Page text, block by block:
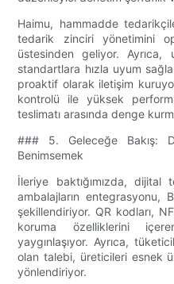
Haimu, hammadde
tedarik zinciri yönetimini
üstesinden geliyor.
standartlara hızla uyum
proaktif olarak iletişim
kontrolü ile yüksek
teslimatı arasında denge
### 5. Geleceğe Bakış:
Benimsemek
İleriye baktığımızda, dijital
ambalajların entegrasyonu,
şekillendiriyor. QR kodları,
koruma özelliklerini
yaygınlaşıyor. Ayrıca,
olan talebi, üreticileri esnek
yönlendiriyor.